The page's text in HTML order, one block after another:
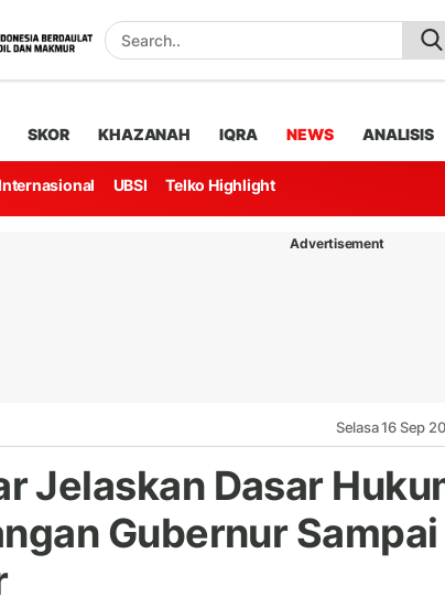
SKOR KHAZANAH IQRA NEWS ANALISIS
Internasional UBSI Telko Highlight
Advertisement
Selasa 16 Sep
Jelaskan Dasar
Gubernur Sampai